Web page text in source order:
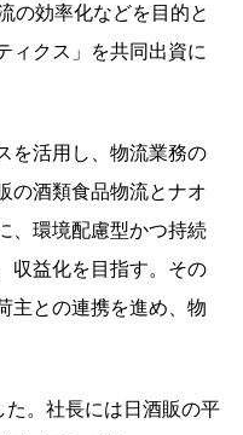
の効率化などを目的と
ィクス」を共同出資に
を活用し、物流業務の
の酒類食品物流とナオ
、環境配慮型かつ持続
収益化を目指す。その
主との連携を進め、物
。社長には日酒販の平